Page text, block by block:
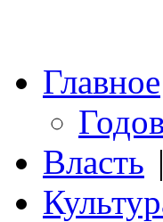
Главное
Власть |